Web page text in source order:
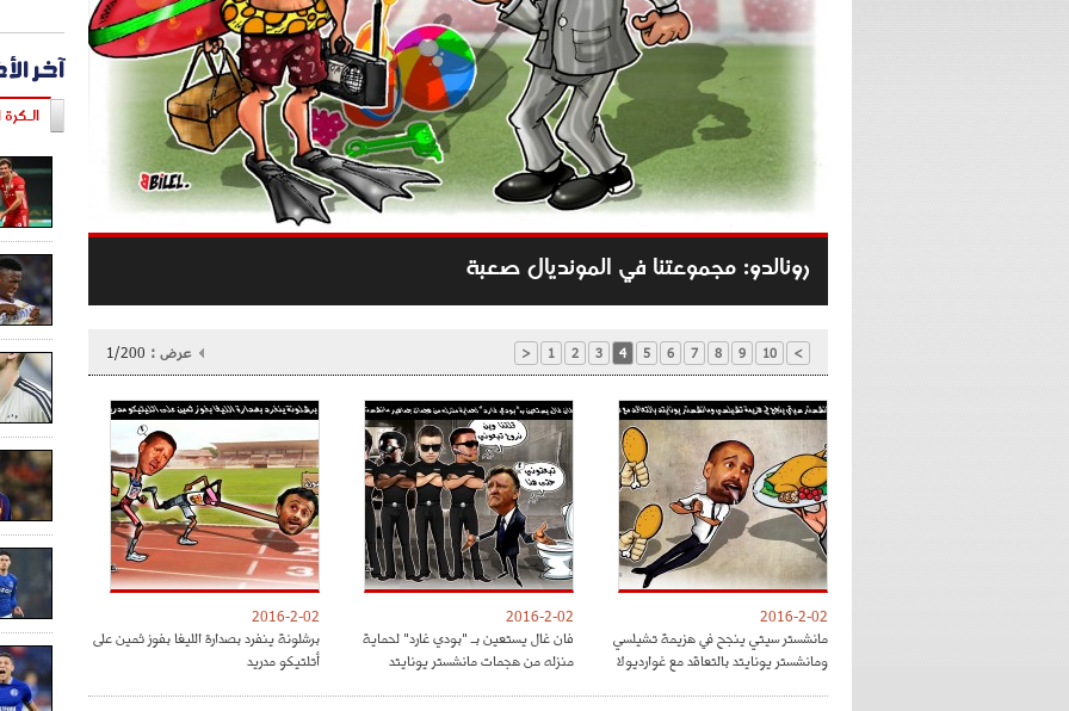
رونالدو: مجموعتنا في المونديال صعبة
< 1 2 3 4 5 6 7 8 9 10 > عرض : 1/200
2016-2-02
مانشستر سيتي ينجح في هزيمة تشيلسي
ومانشستر يونايتد بالتعاقد مع غوارديولا
2016-2-02
فان غال يستعين بـ "بودي غارد" لحماية
منزله من هجمات مانشستر يونايتد
2016-2-02
برشلونة ينفرد بصدارة الليغا بفوز ثمين على
أتلتيكو مدريد
آخر
الـكرة